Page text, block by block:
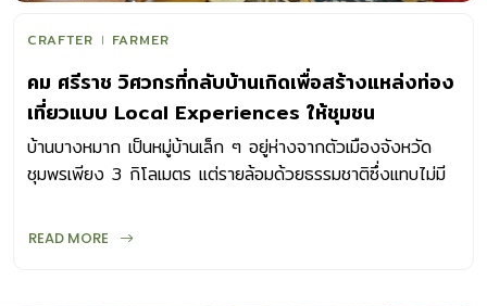
CRAFTER FARMER
คม ศรีราช วิศวกรที่กลับบ้านเกิดเพื่อสร้างแหล่งท่อง
เที่ยวแบบ Local Experiences ให้ชุมชน
บ้านบางหมาก เป็นหมู่บ้านเล็ก ๆ อยู่ห่างจากตัวเมืองจังหวัด
ชุมพรเพียง 3 กิโลเมตร เเต่รายล้อมด้วยธรรมชาติซึ่งเเทบไม่มี
แถวยาวตลอดเเนวสวน กิ่งมะพร้าวโบกปลิวตามแรงลมพัดเป็น
READ MORE